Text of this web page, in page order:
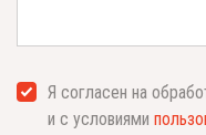
Я согласен на
и с условиями